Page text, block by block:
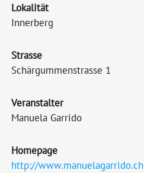
Lokalität
Innerberg
Strasse
Schärgummenstrasse 1
Veranstalter
Manuela Garrido
Homepage
http://www.manuelagarrido.ch